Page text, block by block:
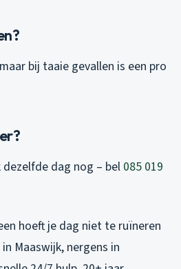
bij taaie gevallen is een pro
dezelfde dag nog – bel 085 019
hoeft je dag niet te ruïneren
Maaswijk, nergens in